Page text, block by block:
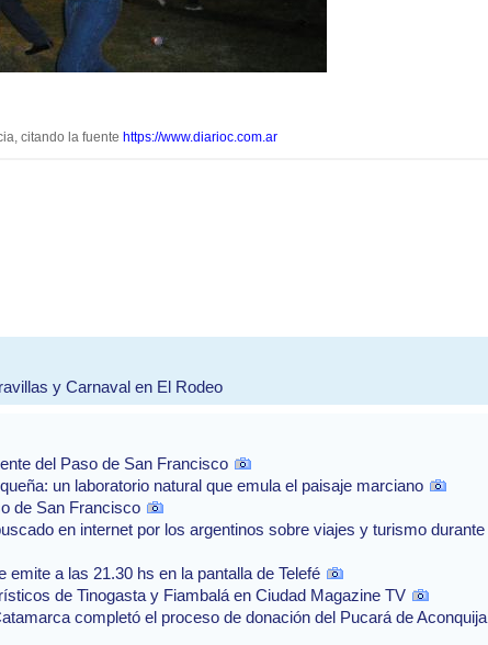
citando la fuente https://www.diarioc.com.ar
y Carnaval en El Rodeo
del Paso de San Francisco
un laboratorio natural que emula el paisaje marciano
de San Francisco
en internet por los argentinos sobre viajes y turismo durante
emite a las 21.30 hs en la pantalla de Telefé
de Tinogasta y Fiambalá en Ciudad Magazine TV
completó el proceso de donación del Pucará de Aconquija